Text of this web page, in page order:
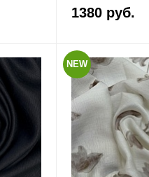
1380 руб.
NEW